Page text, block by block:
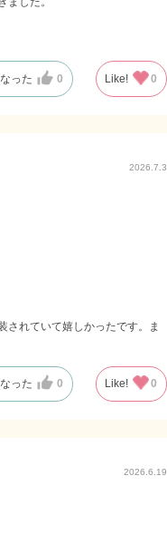
った 0 Like! 0
2026.7.3
されていて嬉しかったです。ま
った 0 Like! 0
2026.6.19